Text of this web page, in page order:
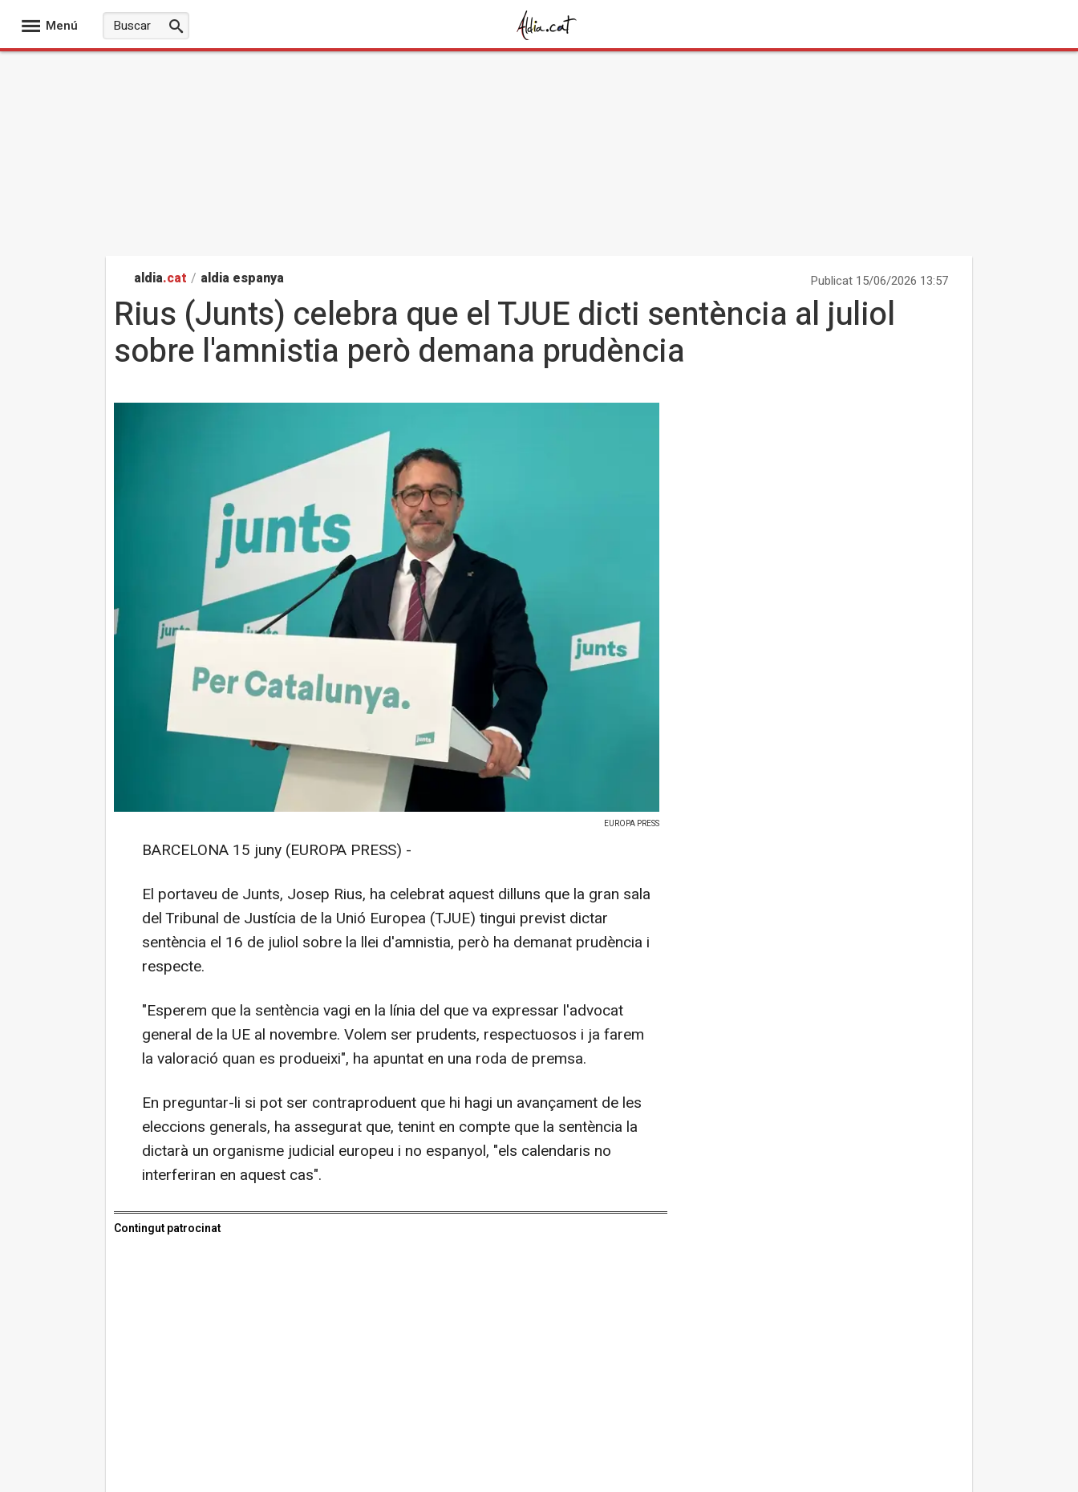
Menú
aldia.cat / aldia espanya Publicat 15/06/2026 13:57
Rius (Junts) celebra que el TJUE dicti sentència al juliol
sobre l'amnistia però demana prudència
EUROPA PRESS
BARCELONA 15 juny (EUROPA PRESS) -
El portaveu de Junts, Josep Rius, ha celebrat aquest dilluns que la gran sala
del Tribunal de Justícia de la Unió Europea (TJUE) tingui previst dictar
sentència el 16 de juliol sobre la llei d'amnistia, però ha demanat prudència i
respecte.
"Esperem que la sentència vagi en la línia del que va expressar l'advocat
general de la UE al novembre. Volem ser prudents, respectuosos i ja farem
la valoració quan es produeixi", ha apuntat en una roda de premsa.
En preguntar-li si pot ser contraproduent que hi hagi un avançament de les
eleccions generals, ha assegurat que, tenint en compte que la sentència la
dictarà un organisme judicial europeu i no espanyol, "els calendaris no
interferiran en aquest cas".
Contingut patrocinat